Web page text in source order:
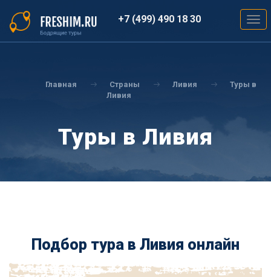
основному
содержанию
+7 (499) 490 18 30
Главная Страны Ливия
Туры в
Ливия
Туры в Ливия
Подбор тура в Ливия онлайн